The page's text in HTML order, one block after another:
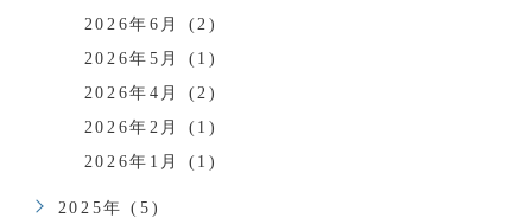
2026年6月 (2)
2026年5月 (1)
2026年4月 (2)
2026年2月 (1)
2026年1月 (1)
2025年 (5)